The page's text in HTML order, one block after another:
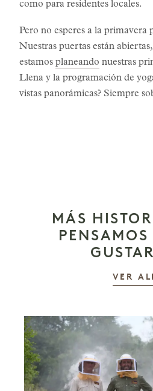
como para residentes locales.
Pero no esperes a la primavera
Nuestras puertas están
estamos planeando nuestras
Llena y la programación de
vistas panorámicas? Siempre
MÁS
PENSAMOS
VER